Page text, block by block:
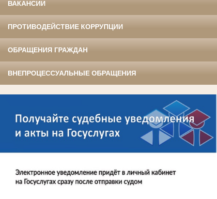
ВАКАНСИИ
ПРОТИВОДЕЙСТВИЕ КОРРУПЦИИ
ОБРАЩЕНИЯ ГРАЖДАН
ВНЕПРОЦЕССУАЛЬНЫЕ ОБРАЩЕНИЯ